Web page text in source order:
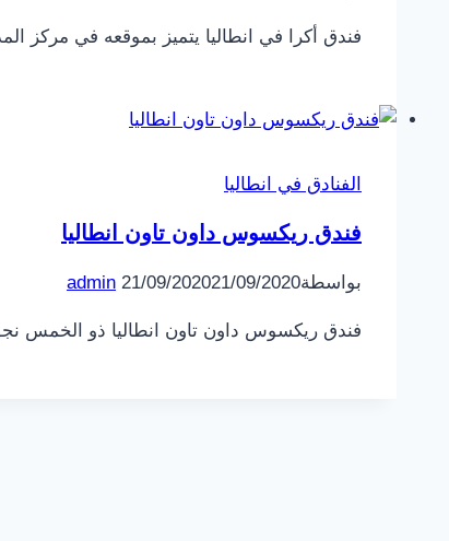
فندق أكرا في انطاليا يتميز بموقعه في مركز
الفنادق في انطاليا
فندق ريكسوس داون تاون انطاليا
بواسطة admin 21/09/202021/09/2020
فندق ريكسوس داون تاون انطاليا ذو الخمس